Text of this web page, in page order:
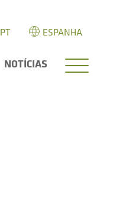
PT ESPANHA
NOTÍCIAS